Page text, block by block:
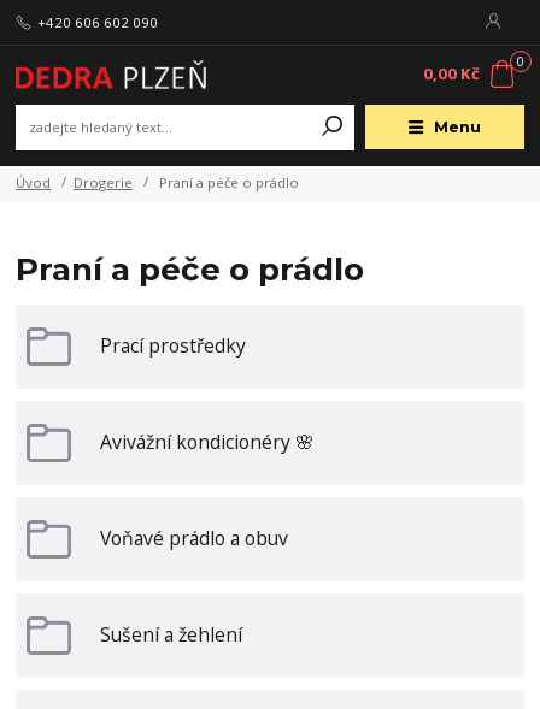
Menu
+420 606 602 090
0
0,00 Kč
Úvod Drogerie Praní a péče o prádlo
Praní a péče o prádlo
Prací prostředky
Avivážní kondicionéry 🌸
Voňavé prádlo a obuv
Sušení a žehlení